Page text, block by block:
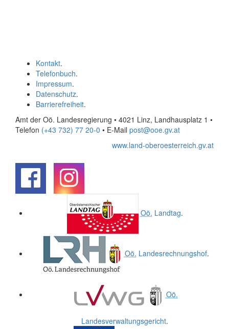
Kontakt.
Telefonbuch.
Impressum.
Datenschutz.
Barrierefreiheit.
Amt der Oö. Landesregierung • 4021 Linz, Landhausplatz 1 •
Telefon (+43 732) 77 20-0 • E-Mail post@ooe.gv.at
www.land-oberoesterreich.gv.at
Oö. Landtag.
Oö. Landesrechnungshof.
Oö.
Landesverwaltungsgericht.